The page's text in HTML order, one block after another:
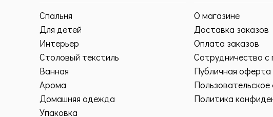
Спальня
Для детей
Интерьер
Столовый текстиль
Ванная
Арома
Домашняя одежда
Упаковка
О магазине
Доставка заказов
Оплата заказов
Сотрудничество
Публичная оферта
Пользовательское
Политика